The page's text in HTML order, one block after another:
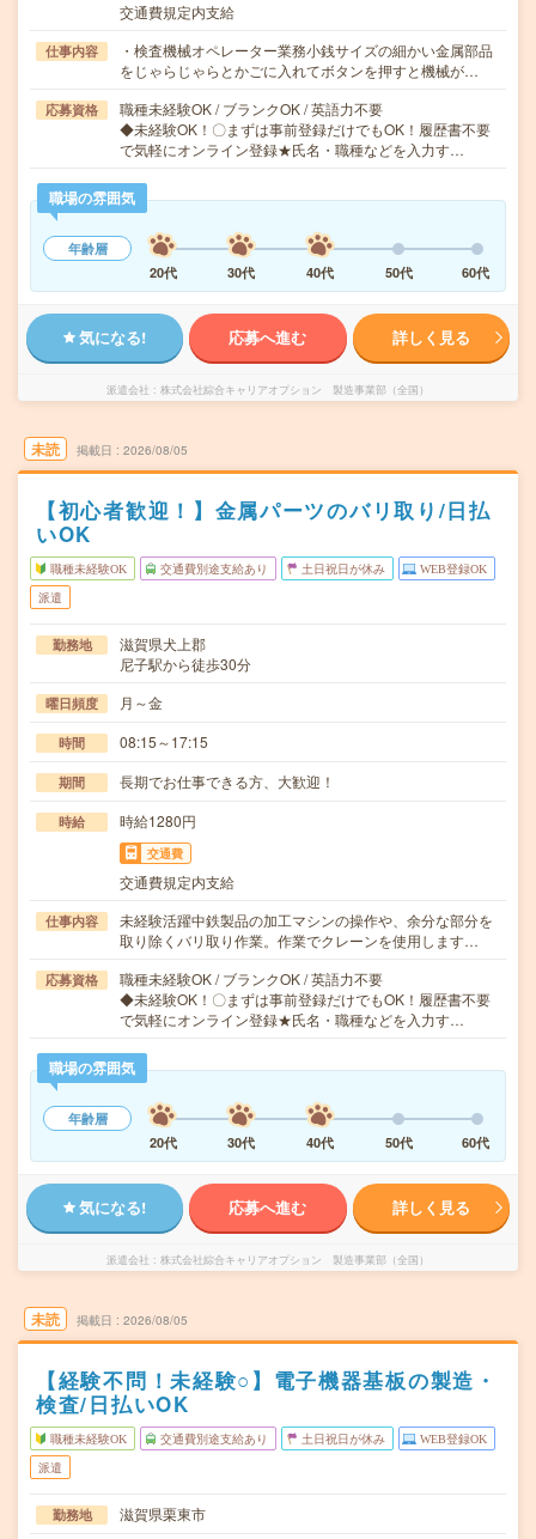
交通費規定内支給
仕事内容
・検査機械オペレーター業務小銭サイズの細かい金属部品
をじゃらじゃらとかごに入れてボタンを押すと機械が…
応募資格
職種未経験OK / ブランクOK / 英語力不要
◆未経験OK！〇まずは事前登録だけでもOK！履歴書不要
で気軽にオンライン登録★氏名・職種などを入力す…
職場の雰囲気
年齢層
20代
30代 40代 50代 60代
気になる! 応募へ進む 詳しく見る
派遣会社 株式会社綜合キャリアオプション 製造事業部（全国）
未読 掲載日 2026/08/05
【初心者歓迎！】金属パーツのバリ取り/日払
いOK
職種未経験OK 交通費別途支給あり 土日祝日が休み WEB登録OK
派遣
勤務地
滋賀県犬上郡
尼子駅から徒歩30分
曜日頻度 月～金
時間 08:15～17:15
期間 長期でお仕事できる方、大歓迎！
時給 時給1280円
交通費
交通費規定内支給
仕事内容
未経験活躍中鉄製品の加工マシンの操作や、余分な部分を
取り除くバリ取り作業。作業でクレーンを使用します…
応募資格
職種未経験OK / ブランクOK / 英語力不要
◆未経験OK！〇まずは事前登録だけでもOK！履歴書不要
で気軽にオンライン登録★氏名・職種などを入力す…
職場の雰囲気
年齢層
20代
30代 40代 50代 60代
気になる! 応募へ進む 詳しく見る
派遣会社 株式会社綜合キャリアオプション 製造事業部（全国）
未読 掲載日 2026/08/05
【経験不問！未経験○】電子機器基板の製造・
検査/日払いOK
職種未経験OK 交通費別途支給あり 土日祝日が休み WEB登録OK
派遣
勤務地 滋賀県栗東市